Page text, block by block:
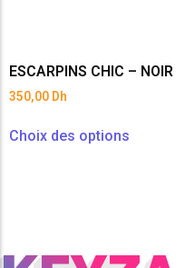
ESCARPINS CHIC – NOIR
350,00 Dh
Choix des options